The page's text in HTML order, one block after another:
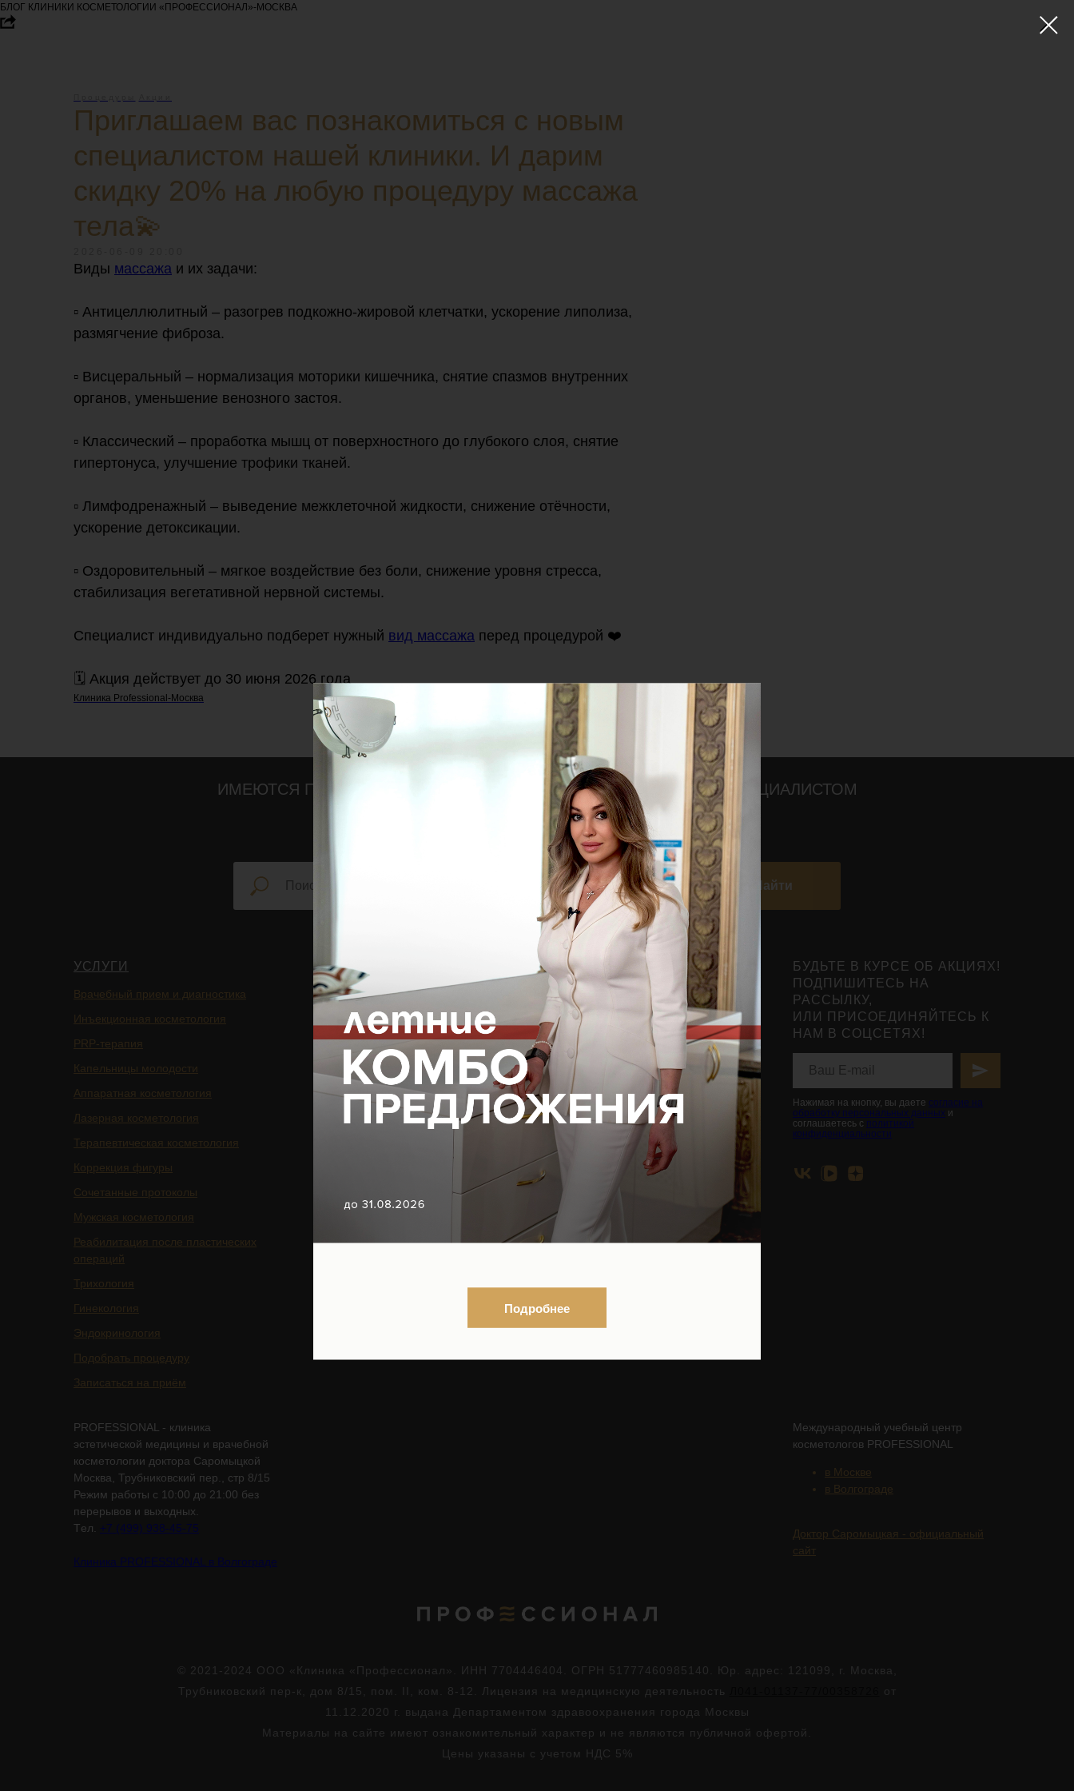
БЛОГ КЛИНИКИ КОСМЕТОЛОГИИ «ПРОФЕССИОНАЛ»-МОСКВА
Приглашаем вас познакомиться с новым
специалистом нашей клиники. И дарим
скидку 20% на любую процедуру массажа
тела💫
Виды массажа и их задачи:
▫️ Антицеллюлитный – разогрев подкожно-жировой клетчатки, ускорение липолиза,
размягчение фиброза.
▫️ Висцеральный – нормализация моторики кишечника, снятие спазмов внутренних
органов, уменьшение венозного застоя.
▫️ Классический – проработка мышц от поверхностного до глубокого слоя, снятие
гипертонуса, улучшение трофики тканей.
▫️ Лимфодренажный – выведение межклеточной жидкости, снижение отёчности,
ускорение детоксикации.
▫️ Оздоровительный – мягкое воздействие без боли, снижение уровня стресса,
стабилизация вегетативной нервной системы.
Специалист индивидуально подберет нужный вид массажа перед процедурой ❤️
🗓️ Акция действует до 30 июня 2026 года
Клиника Professional-Москва
ИМЕЮТСЯ ПРОТИВОПОКАЗАНИЯ, ПРОКОНСУЛЬТИРУЙТЕСЬ СО СПЕЦИАЛИСТОМ
18+
Найти
УСЛУГИ
Врачебный прием и диагностика
Инъекционная косметология
PRP-терапия
Капельницы молодости
Аппаратная косметология
Лазерная косметология
Терапевтическая косметология
Коррекция фигуры
Сочетанные протоколы
Мужская косметология
Реабилитация после пластических
операций
Трихология
Гинекология
Эндокринология
Подобрать процедуру
Записаться на приём
НАВИГАЦИЯ ПО САЙТУ
Главная
Подписаться на рассылку новостей
БАДы
Оборудование
ЮРИДИЧЕСКАЯ
ИНФОРМАЦИЯ
Организационные документы
Нормативно-правовые документы
Контакты органов исполнительной
власти в сфере охраны здоровья
граждан
БУДЬТЕ В КУРСЕ ОБ АКЦИЯХ!
ПОДПИШИТЕСЬ НА
РАССЫЛКУ,
ИЛИ ПРИСОЕДИНЯЙТЕСЬ К
НАМ В СОЦСЕТЯХ!
Нажимая на кнопку, вы даете согласие на
обработку персональных данных и
соглашаетесь с политикой
конфиденциальности
PROFESSIONAL - клиника
эстетической медицины и врачебной
косметологии доктора Саромыцкой
Москва, Трубниковский пер., стр 8/15
Режим работы с 10:00 до 21:00 без
перерывов и выходных.
Tел. +7 (499) 938-45-75
Клиника PROFESSIONAL в Волгограде
Международный учебный центр
косметологов PROFESSIONAL
в Москве
в Волгограде
Доктор Саромыцкая - официальный
сайт
© 2021-2024 ООО «Клиника «Профессионал». ИНН 7704446404. ОГРН 51777460985140. Юр. адрес: 121099, г. Москва,
Трубниковский пер-к, дом 8/15, пом. II, ком. 8-12. Лицензия на медицинскую деятельность
от
11.12.2020 г. выдана Департаментом здравоохранения города Москвы
Материалы на сайте имеют ознакомительный характер и не являются публичной офертой.
Цены указаны с учетом НДС 5%
Подробнее